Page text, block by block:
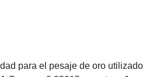
para el pesaje de oro utilizado